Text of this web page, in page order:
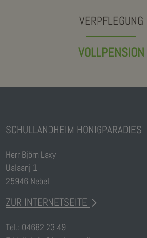
VERPFLEGUNG
VOLLPENSION
SCHULLANDHEIM HONIGPARADIES
Herr Björn Laxy
Ualaanj 1
25946 Nebel
ZUR INTERNETSEITE
Tel.: 04682 23 49